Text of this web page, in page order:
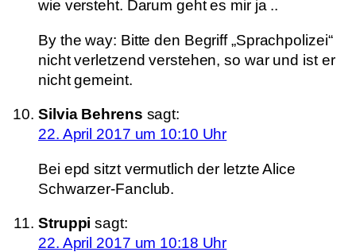
wie versteht. Darum geht es mir ja ..
By the way: Bitte den Begriff „Sprachpolizei“
nicht verletzend verstehen, so war und ist er
nicht gemeint.
Silvia Behrens sagt:
22. April 2017 um 10:10 Uhr
Bei epd sitzt vermutlich der letzte Alice
Schwarzer-Fanclub.
Struppi sagt:
22. April 2017 um 10:18 Uhr